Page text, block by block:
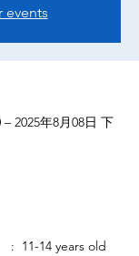
events
2025年8月08日 下
:  11-14 years old